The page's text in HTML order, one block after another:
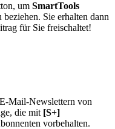
um SmartTools
beziehen. Sie erhalten dann
für Sie freischaltet!
Mail-Newslettern von
die mit [S+]
vorbehalten.